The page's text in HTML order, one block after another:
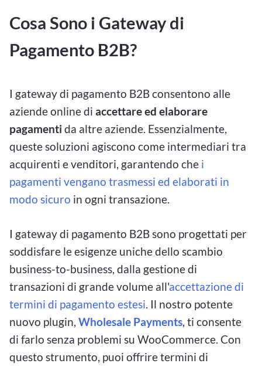
Cosa Sono i Gateway di
Pagamento B2B?
I gateway di pagamento B2B consentono alle
aziende online di accettare ed elaborare
pagamenti da altre aziende. Essenzialmente,
queste soluzioni agiscono come intermediari tra
acquirenti e venditori, garantendo che i
pagamenti vengano trasmessi ed elaborati in
modo sicuro in ogni transazione.
I gateway di pagamento B2B sono progettati per
soddisfare le esigenze uniche dello scambio
business-to-business, dalla gestione di
transazioni di grande volume all'accettazione di
termini di pagamento estesi . Il nostro potente
nuovo plugin, Wholesale Payments , ti consente
di farlo senza problemi su WooCommerce. Con
questo strumento, puoi offrire termini di